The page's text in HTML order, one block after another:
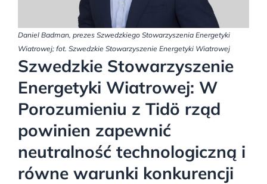
Daniel Badman, prezes Szwedzkiego Stowarzyszenia Energetyki
Wiatrowej; fot. Szwedzkie Stowarzyszenie Energetyki Wiatrowej
Szwedzkie Stowarzyszenie
Energetyki Wiatrowej: W
Porozumieniu z Tidö rząd
powinien zapewnić
neutralność technologiczną i
równe warunki konkurencji